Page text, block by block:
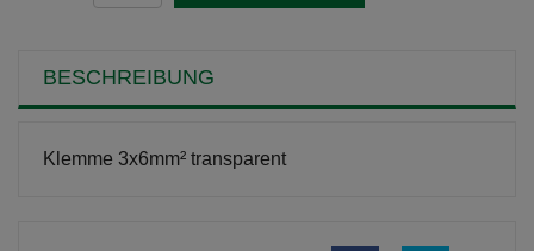
BESCHREIBUNG
Klemme 3x6mm² transparent